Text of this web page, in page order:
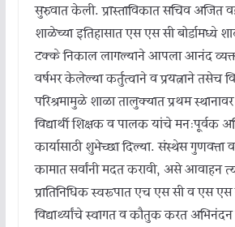
सुरुवात केली. प्रास्ताविकात सचिव अजित
शाळेच्या इतिहासात एस एस सी बोर्डामध्ये
टक्के निकाल लागल्याने आपला आनंद
वर्षभर केलेल्या कर्तुत्वाने व प्रयत्नाने तसेच
परिश्रमामुळे शाळा तालुक्यात प्रथम
विद्यार्थी शिक्षक व पालक यांचे
कार्यासाठी शुभेच्छा दिल्या. संस्थेस गुणवत्ता
कामात सर्वांनी मदत करावी, असे आवाहन
प्रातिनिधिक स्वरूपात एच एस सी व एस एस
विद्यार्थ्‍यांचे स्वागत व कौतुक करत